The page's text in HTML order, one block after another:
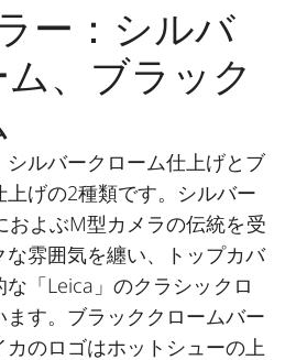
ー：シルバ
、ブラック
ルバークローム仕上げとブ
上げの2種類です。シルバー
およぶM型カメラの伝統を受
な雰囲気を纏い、トップカバ
「Leica」のクラシックロ
ます。ブラッククロームバー
カのロゴはホットシューの上